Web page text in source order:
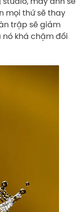
mọi thứ sẽ thay
trập sẽ giảm
nó khá chậm đối